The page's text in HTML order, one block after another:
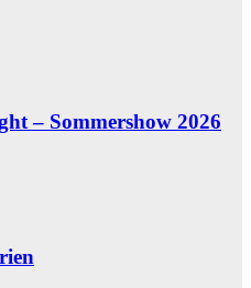
– Sommershow 2026